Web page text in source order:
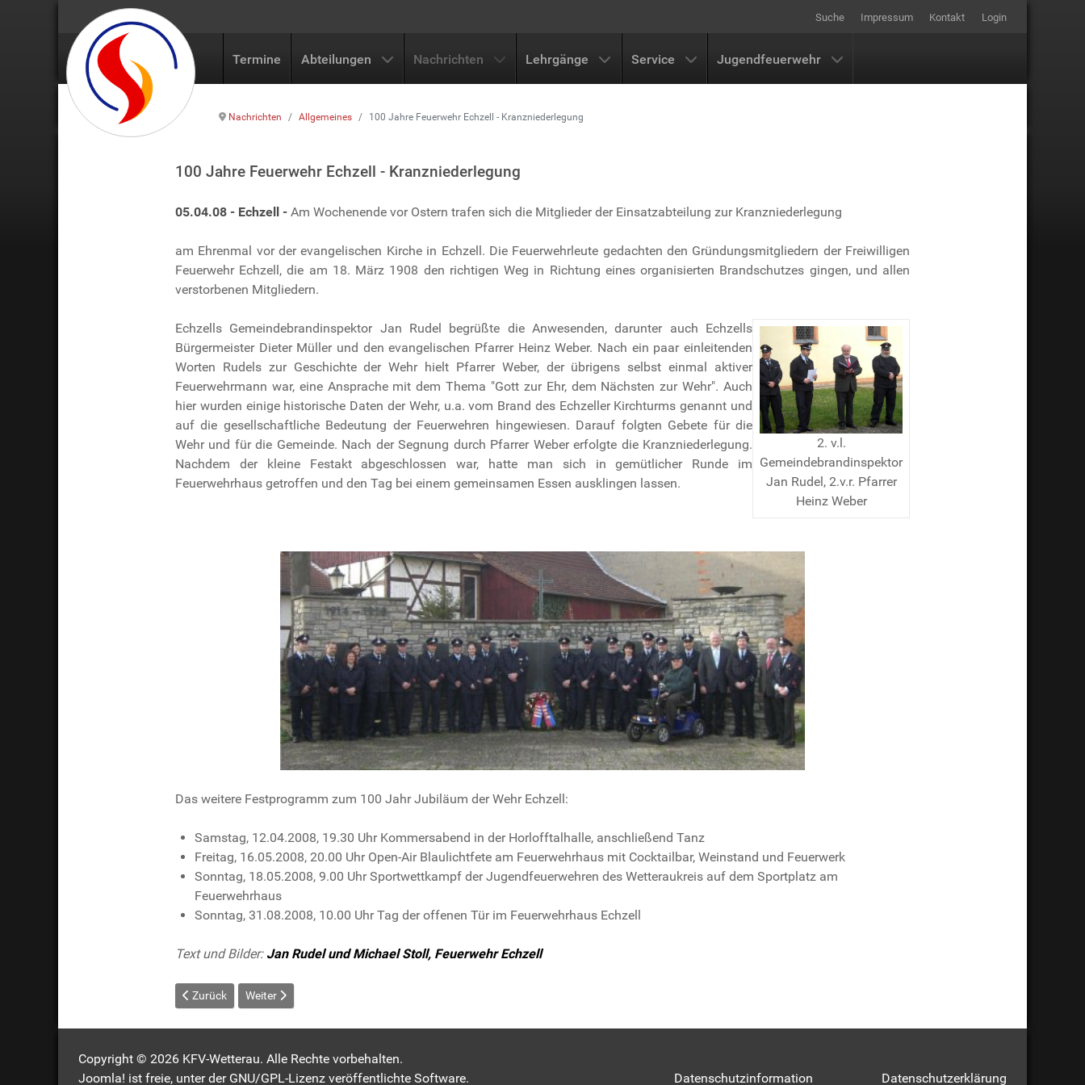
Suche Impressum Kontakt Login
Termine Abteilungen Nachrichten Lehrgänge Service Jugendfeuerwehr
Nachrichten Allgemeines 100 Jahre Feuerwehr Echzell - Kranzniederlegung
100 Jahre Feuerwehr Echzell - Kranzniederlegung
05.04.08 - Echzell - Am Wochenende vor Ostern trafen sich die Mitglieder der Einsatzabteilung zur Kranzniederlegung
am Ehrenmal vor der evangelischen Kirche in Echzell. Die Feuerwehrleute gedachten den Gründungsmitgliedern der Freiwilligen
Feuerwehr Echzell, die am 18. März 1908 den richtigen Weg in Richtung eines organisierten Brandschutzes gingen, und allen
verstorbenen Mitgliedern.
2. v.l.
Gemeindebrandinspektor
Jan Rudel, 2.v.r. Pfarrer
Heinz Weber
Echzells Gemeindebrandinspektor Jan Rudel begrüßte die Anwesenden, darunter auch Echzells
Bürgermeister Dieter Müller und den evangelischen Pfarrer Heinz Weber. Nach ein paar einleitenden
Worten Rudels zur Geschichte der Wehr hielt Pfarrer Weber, der übrigens selbst einmal aktiver
Feuerwehrmann war, eine Ansprache mit dem Thema "Gott zur Ehr, dem Nächsten zur Wehr". Auch
hier wurden einige historische Daten der Wehr, u.a. vom Brand des Echzeller Kirchturms genannt und
auf die gesellschaftliche Bedeutung der Feuerwehren hingewiesen. Darauf folgten Gebete für die
Wehr und für die Gemeinde. Nach der Segnung durch Pfarrer Weber erfolgte die Kranzniederlegung.
Nachdem der kleine Festakt abgeschlossen war, hatte man sich in gemütlicher Runde im
Feuerwehrhaus getroffen und den Tag bei einem gemeinsamen Essen ausklingen lassen.
Das weitere Festprogramm zum 100 Jahr Jubiläum der Wehr Echzell:
Samstag, 12.04.2008, 19.30 Uhr Kommersabend in der Horlofftalhalle, anschließend Tanz
Freitag, 16.05.2008, 20.00 Uhr Open-Air Blaulichtfete am Feuerwehrhaus mit Cocktailbar, Weinstand und Feuerwerk
Sonntag, 18.05.2008, 9.00 Uhr Sportwettkampf der Jugendfeuerwehren des Wetteraukreis auf dem Sportplatz am
Feuerwehrhaus
Sonntag, 31.08.2008, 10.00 Uhr Tag der offenen Tür im Feuerwehrhaus Echzell
Text und Bilder: Jan Rudel und Michael Stoll, Feuerwehr Echzell
Vorheriger Beitrag: Glauberg: Spendenerlös von Glühweinparty zu Gunsten der JF
Zurück Nächster Beitrag: Einladung der Ehren- und Altersabteilung nach Ockstadt
Weiter
Copyright © 2026 KFV-Wetterau. Alle Rechte vorbehalten.
Joomla! ist freie, unter der GNU/GPL-Lizenz veröffentlichte Software. Datenschutzinformation Datenschutzerklärung